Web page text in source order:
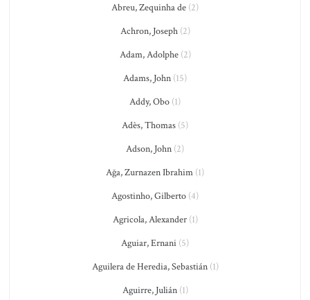
Abreu, Zequinha de (2)
Achron, Joseph(2)
Adam, Adolphe(2)
Adams, John (15)
Addy, Obo (1)
Adès, Thomas (5)
Adson, John (2)
Ağa, Zurnazen Ibrahim (1)
Agostinho, Gilberto (4)
Agricola, Alexander(1)
Aguiar, Ernani (5)
Aguilera de Heredia, Sebastián(1)
Aguirre, Julián(1)